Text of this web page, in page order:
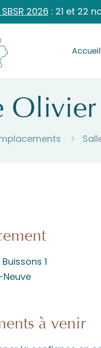
2026 : 21 et 22
Accueil
Olivier
1
à venir